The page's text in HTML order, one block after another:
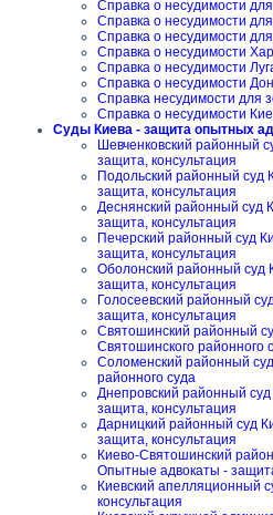
Справка о несудимости
Справка о несудимости
Справка о несудимости
Справка о несудимости
Справка о несудимости
Справка о несудимости
Справка несудимости для
Справка о несудимости
Суды Киева - защита опытных
Шевченковский районный
защита, консультация
Подольский районный суд
защита, консультация
Деснянский районный суд
защита, консультация
Печерский районный суд
защита, консультация
Оболонский районный суд
защита, консультация
Голосеевский районный
защита, консультация
Святошинский районный
Святошинского районного
Соломенский районный
районного суда
Днепровский районный
защита, консультация
Дарницкий районный суд
защита, консультация
Киево-Святошинский
Опытные адвокаты -
Киевский апелляционный
консультация